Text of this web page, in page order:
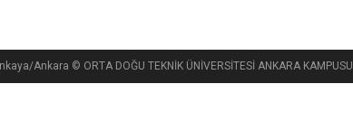
Ankara © ORTA DOĞU TEKNİK ÜNİVERSİTESİ ANKARA KAMPUSU